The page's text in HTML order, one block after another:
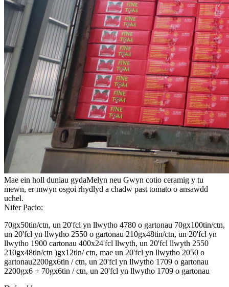
Mae ein holl duniau gydaMelyn neu Gwyn cotio ceramig y tu
mewn, er mwyn osgoi rhydlyd a chadw past tomato o ansawdd
uchel.
Nifer Pacio:
70gx50tin/ctn, un 20'fcl yn llwytho 4780 o gartonau 70gx100tin/ctn,
un 20'fcl yn llwytho 2550 o gartonau 210gx48tin/ctn, un 20'fcl yn
llwytho 1900 cartonau 400x24'fcl llwyth, un 20'fcl llwyth 2550
210gx48tin/ctn )gx12tin/ ctn, mae un 20'fcl yn llwytho 2050 o
gartonau2200gx6tin / ctn, un 20'fcl yn llwytho 1709 o gartonau
2200gx6 + 70gx6tin / ctn, un 20'fcl yn llwytho 1709 o gartonau